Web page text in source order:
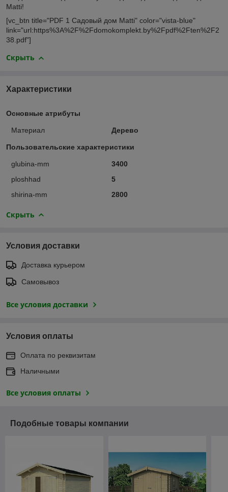
Matti!
[vc_btn title="PDF 1 Садовый дом Matti" color="vista-blue"
link="url:https%3A%2F%2Fdomokomplekt.by%2Fpdf%2Ften%2F2
38.pdf"]
Скрыть
Характеристики
Основные атрибуты
Материал Дерево
Пользовательские характеристики
glubina-mm
3400
ploshhad
5
shirina-mm
2800
Скрыть
Условия доставки
Доставка курьером
Самовывоз
Все условия доставки
Условия оплаты
Оплата по реквизитам
Наличными
Все условия оплаты
Подобные товары компании